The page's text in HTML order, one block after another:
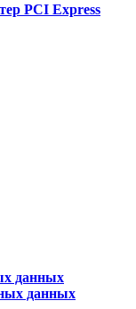
PCI Express
данных
данных